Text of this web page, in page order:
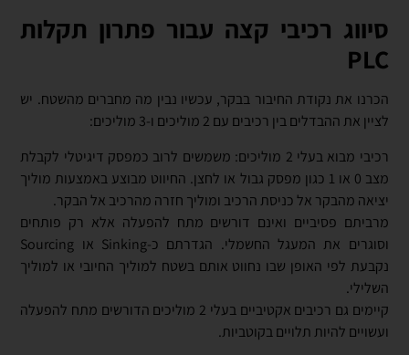
סיווג רכיבי קצה עבור פתרון תקלות
PLC
הכרנו את נקודת החיבור בבקר, עכשיו נבין מה מחברים מהשטח. יש
לציין את ההבדלים בין רכיבים עם 2 מוליכים ו-3 מוליכים:
רכיבי מבוא בעלי 2 מוליכים: משמשים לרוב כמפסק דיגיטלי לקבלת
מצב 0 או 1 כגון מפסק גבול או לחצן. החיווט מבוצע באמצעות מוליך
יציאה מהבקר אל כניסת הרכיב ומוליך חזרה מהרכיב אל הבקר.
מרביתם פסיביים ואינם דורשים מתח להפעלה אלא רק פותחים
וסוגרים את המעגל החשמלי. הגדרתם כ-Sinking או Sourcing
נקבעת לפי האופן שבו נחווט אותם בשטח למוליך החיובי או למוליך
השלילי.
קיימים גם רכיבים אקטיביים בעלי 2 מוליכים הדורשים מתח להפעלה
ועשויים להיות תלויים בקוטביות.